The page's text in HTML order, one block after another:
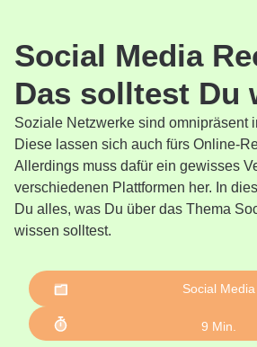
Social Media
Das solltest Du
Soziale Netzwerke sind omnipräsent
Diese lassen sich auch fürs Online-
Allerdings muss dafür ein gewisses
verschiedenen Plattformen her. In
Du alles, was Du über das Thema
wissen solltest.
Social Media
9 Min.